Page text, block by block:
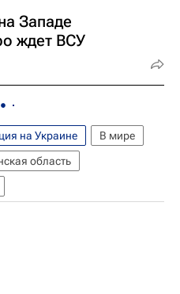
Западе
ждет ВСУ
на Украине
В мире
область